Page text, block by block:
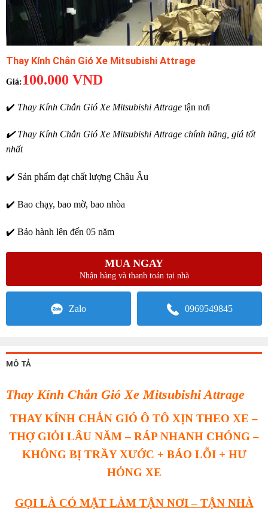
Thay Kính Chắn Gió Xe Mitsubishi Attrage
100.000 VND
✔️ Thay Kính Chắn Gió Xe Mitsubishi Attrage tận nơi
✔️Thay Kính Chắn Gió Xe Mitsubishi Attrage chính hãng, giá tốt
nhất
✔️ Sản phẩm đạt chất lượng Châu Âu
✔️ Bao chạy, bao mờ, bao nhòa
✔️ Bảo hành lên đến 05 năm
MUA NGAY
Nhận hàng và thanh toán tại nhà
Zalo 0969549845
MÔ TẢ
Thay Kính Chắn Gió Xe Mitsubishi Attrage
THAY KÍNH CHẮN GIÓ Ô TÔ XỊN THEO XE –
THỢ GIỎI LÂU NĂM – RÁP NHANH CHÓNG –
KHÔNG BỊ TRẦY XƯỚC + BÁO LỖI + HƯ
HỎNG XE
GỌI LÀ CÓ MẶT LÀM TẬN NƠI – TẬN NHÀ